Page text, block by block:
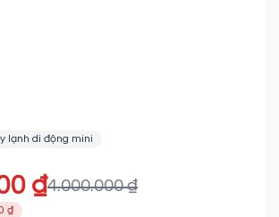
lạnh di động mini
₫4.000.000 ₫
₫